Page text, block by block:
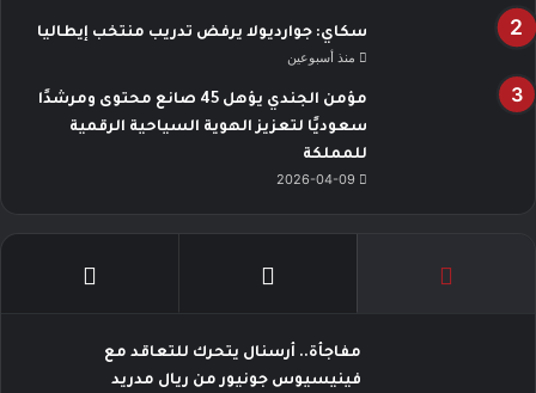
سكاي: جوارديولا يرفض تدريب منتخب إيطاليا
منذ أسبوعين
مؤمن الجندي يؤهل 45 صانع محتوى ومرشدًا
سعوديًا لتعزيز الهوية السياحية الرقمية
للمملكة
2026-04-09
مفاجأة.. أرسنال يتحرك للتعاقد مع
فينيسيوس جونيور من ريال مدريد